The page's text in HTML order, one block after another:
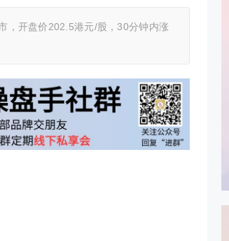
，开盘价202.5港元/股，30分钟内涨